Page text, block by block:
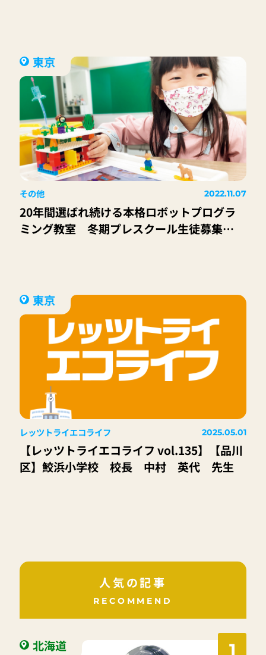
東京
その他 2022.11.07
20年間選ばれ続ける本格ロボットプログラ
ミング教室 冬期プレスクール生徒募集
東京
レッツトライエコライフ 2025.05.01
【レッツトライエコライフ vol.135】【品川
区】鮫浜小学校 校長 中村 英代 先生
人気の記事
RECOMMEND
1
北海道